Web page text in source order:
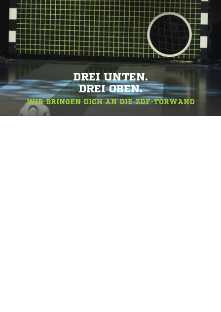
DREI UNTEN.
DREI OBEN.
WIR BRINGEN DICH AN DIE ZDF-TORWAND